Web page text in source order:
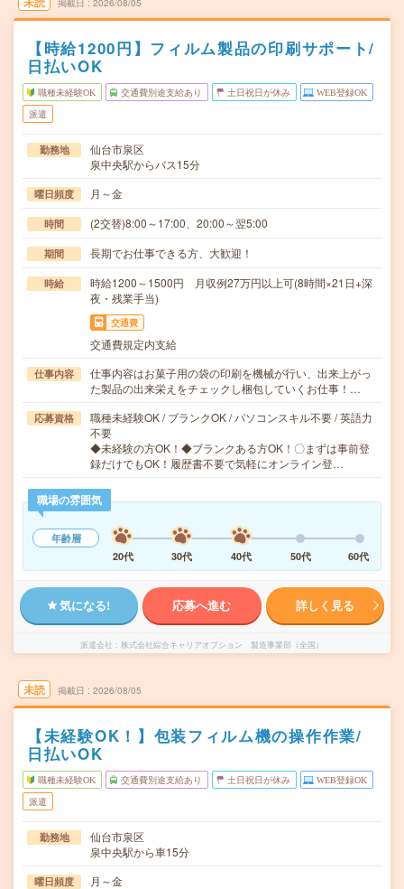
掲載日 2026/08/05
【時給1200円】フィルム製品の印刷サポート/
日払いOK
職種未経験OK 交通費別途支給あり 土日祝日が休み WEB登録OK
派遣
勤務地
仙台市泉区
泉中央駅からバス15分
曜日頻度 月～金
時間 (2交替)8:00～17:00、20:00～翌5:00
期間 長期でお仕事できる方、大歓迎！
時給
時給1200～1500円 月収例27万円以上可(8時間×21日+深
夜・残業手当)
交通費
交通費規定内支給
仕事内容
仕事内容はお菓子用の袋の印刷を機械が行い、出来上がっ
た製品の出来栄えをチェックし梱包していくお仕事！…
応募資格
職種未経験OK / ブランクOK / パソコンスキル不要 / 英語力
不要
◆未経験の方OK！◆ブランクある方OK！〇まずは事前登
録だけでもOK！履歴書不要で気軽にオンライン登…
職場の雰囲気
年齢層
20代
30代 40代 50代 60代
気になる! 応募へ進む 詳しく見る
派遣会社 株式会社綜合キャリアオプション 製造事業部（全国）
未読 掲載日 2026/08/05
【未経験OK！】包装フィルム機の操作作業/
日払いOK
職種未経験OK 交通費別途支給あり 土日祝日が休み WEB登録OK
派遣
勤務地
仙台市泉区
泉中央駅から車15分
曜日頻度 月～金